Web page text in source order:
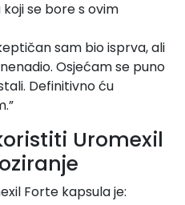
se bore s ovim
sam bio isprva, ali
Osjećam se puno
Definitivno ću
Uromexil
Forte kapsula je: